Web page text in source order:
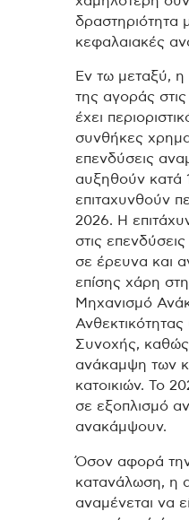
δραστηριότητα
κεφαλαιακές
Εν τω μεταξύ, η
της αγοράς
έχει
συνθήκες
επενδύσεις
αυξηθούν κατά
επιταχυνθούν
2026. Η
στις
σε έρευνα και
επίσης χάρη
Μηχανισμό
Ανθεκτικότητας
Συνοχής, καθώς
ανάκαμψη των
κατοικιών. Το
σε εξοπλισμό
ανακάμψουν.
Όσον αφορά την
κατανάλωση, η
αναμένεται να